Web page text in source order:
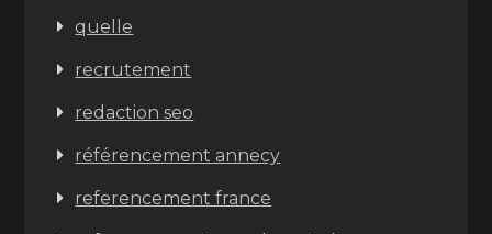
quelle
recrutement
redaction seo
référencement annecy
referencement france